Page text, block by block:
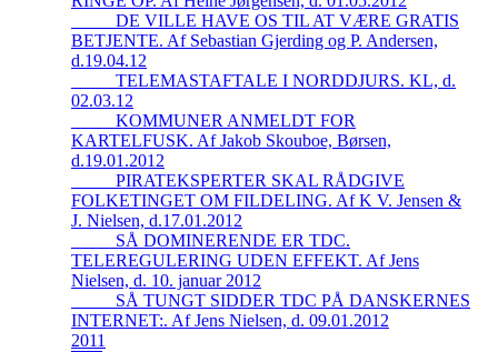
_____DE VILLE HAVE OS TIL AT VÆRE GRATIS
BETJENTE. Af Sebastian Gjerding og P. Andersen,
d.19.04.12
_____TELEMASTAFTALE I NORDDJURS. KL, d.
02.03.12
_____KOMMUNER ANMELDT FOR
KARTELFUSK. Af Jakob Skouboe, Børsen,
d.19.01.2012
_____PIRATEKSPERTER SKAL RÅDGIVE
FOLKETINGET OM FILDELING. Af K V. Jensen &
J. Nielsen, d.17.01.2012
_____SÅ DOMINERENDE ER TDC.
TELEREGULERING UDEN EFFEKT. Af Jens
Nielsen, d. 10. januar 2012
_____SÅ TUNGT SIDDER TDC PÅ DANSKERNES
INTERNET:. Af Jens Nielsen, d. 09.01.2012
2011